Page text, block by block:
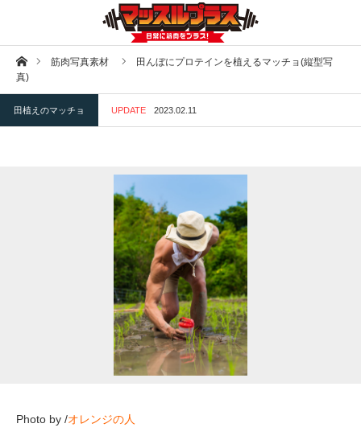
ホーム筋肉写真素材
田んぼにプロテインを植えるマッチョ(縦型写
真)
田植えのマッチョ UPDATE 2023.02.11
Photo by /オレンジの人